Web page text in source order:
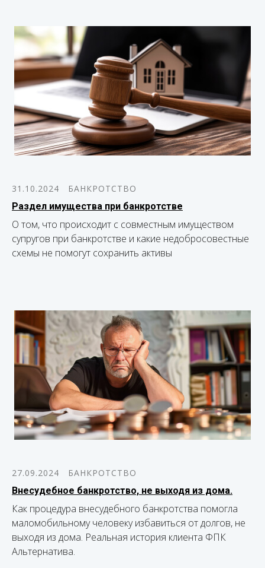
31.10.2024
БАНКРОТСТВО
Раздел имущества при банкротстве
О том, что происходит с совместным имуществом
супругов при банкротстве и какие недобросовестные
схемы не помогут сохранить активы
27.09.2024
БАНКРОТСТВО
Внесудебное банкротство, не выходя из дома.
Как процедура внесудебного банкротства помогла
маломобильному человеку избавиться от долгов, не
выходя из дома. Реальная история клиента ФПК
Альтернатива.